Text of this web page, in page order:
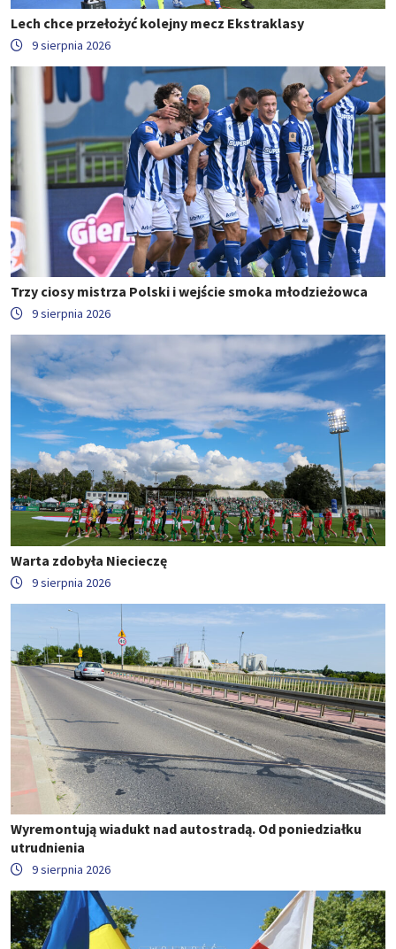
Lech chce przełożyć kolejny mecz Ekstraklasy
9 sierpnia 2026
Trzy ciosy mistrza Polski i wejście smoka młodzieżowca
9 sierpnia 2026
Warta zdobyła Niecieczę
9 sierpnia 2026
Wyremontują wiadukt nad autostradą. Od poniedziałku
utrudnienia
9 sierpnia 2026